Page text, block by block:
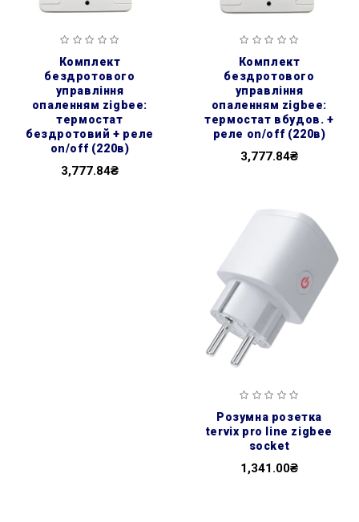
комплект
бездротового
управління
опаленням zigbee:
термостат
бездротовий + реле
on/off (220в)
3,777.84₴
комплект
бездротового
управління
опаленням zigbee:
термостат вбудов. +
реле on/off (220в)
3,777.84₴
розумна розетка
tervix pro line zigbee
socket
1,341.00₴